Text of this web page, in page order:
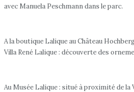
avec Manuela Peschmann dans le parc.
A la boutique Lalique au Château
Villa René Lalique : découverte des
Au Musée Lalique : situé à proximité de la